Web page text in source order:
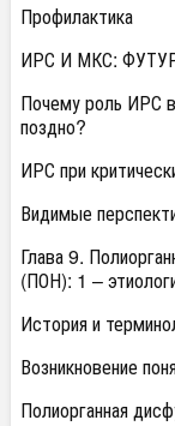
Профилактика
ИРС И МКС:
Почему роль ИРС в
поздно?
ИРС при
Видимые
Глава 9.
(ПОН): 1 –
История и
Возникновение
Полиорганная